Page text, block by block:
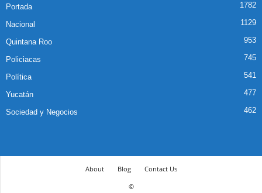
Portada 1782
Nacional 1129
Quintana Roo 953
Policiacas 745
Política 541
Yucatán 477
Sociedad y Negocios 462
About Blog
Contact Us
©